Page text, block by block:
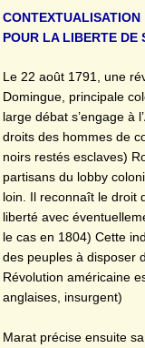
CONTEXTUALISATION
POUR LA LIBERTE DE
Le 22 août 1791, une
Domingue, principale
large débat s’engage à
droits des hommes de
noirs restés esclaves)
partisans du lobby
loin. Il reconnaît le droit
liberté avec
le cas en 1804) Cette
des peuples à disposer
Révolution américaine
anglaises, insurgent)
Marat précise ensuite